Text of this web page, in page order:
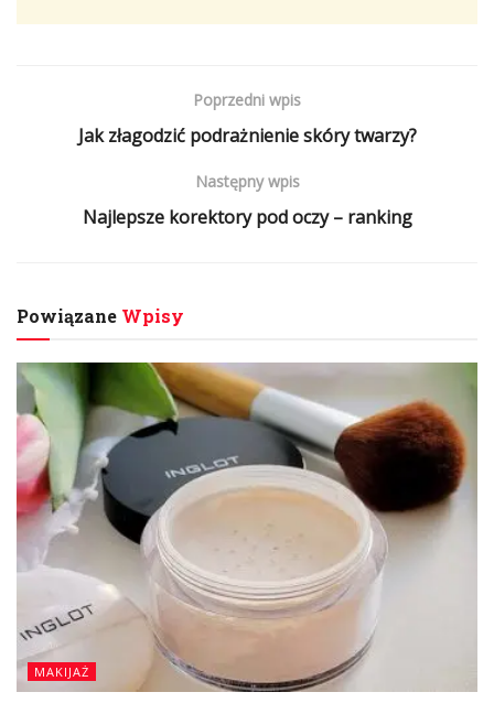
Poprzedni wpis
Jak złagodzić podrażnienie skóry twarzy?
Następny wpis
Najlepsze korektory pod oczy – ranking
Powiązane Wpisy
MAKIJAŻ